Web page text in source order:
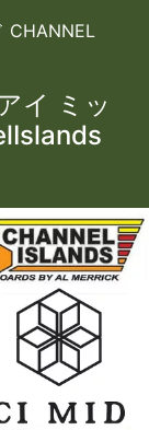
CHANNEL
アイ
イ ミッ